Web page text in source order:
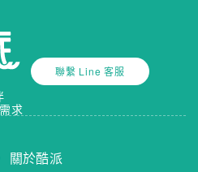
求
聯繫 Line 客服
關於酷派